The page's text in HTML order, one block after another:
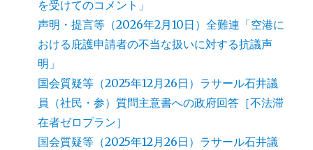
を受けてのコメント」
声明・提言等（2026年2月10日）全難連「空港に
おける庇護申請者の不当な扱いに対する抗議声
明」
国会質疑等（2025年12月26日）ラサール石井議
員（社民・参）質問主意書への政府回答［不法滞
在者ゼロプラン］
国会質疑等（2025年12月26日）ラサール石井議